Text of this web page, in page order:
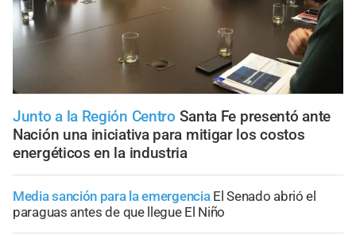
Junto a la Región Centro Santa Fe presentó ante
Nación una iniciativa para mitigar los costos
energéticos en la industria
Media sanción para la emergencia El Senado abrió el
paraguas antes de que llegue El Niño